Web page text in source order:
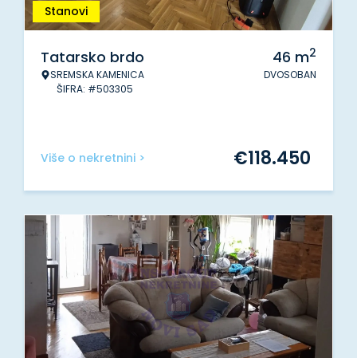
Stanovi
Tatarsko brdo
SREMSKA KAMENICA
ŠIFRA: #503305
46 m2
DVOSOBAN
Više o nekretnini > €118.450